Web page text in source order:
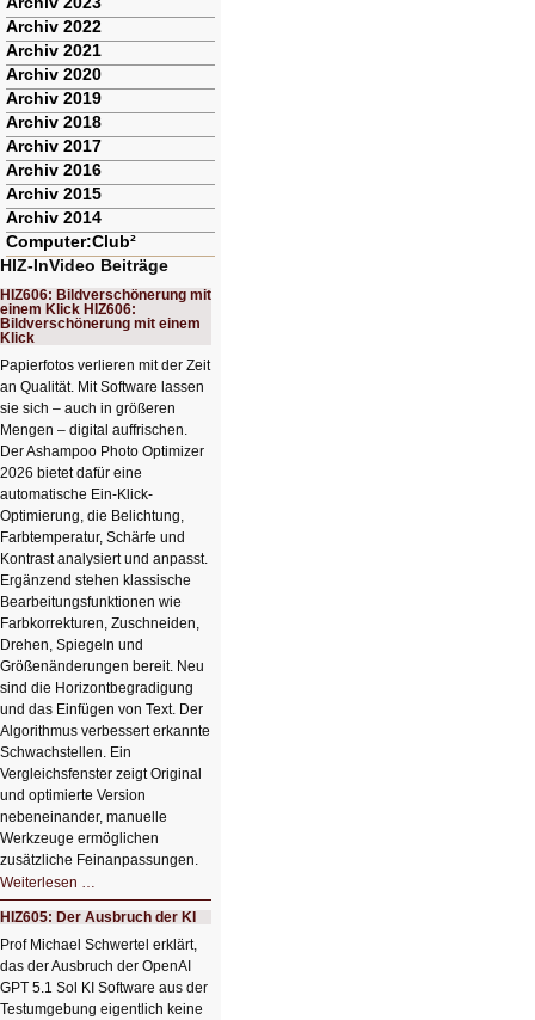
Archiv 2022
Archiv 2021
Archiv 2020
Archiv 2019
Archiv 2018
Archiv 2017
Archiv 2016
Archiv 2015
Archiv 2014
Computer:Club²
HIZ-InVideo Beiträge
HIZ606: Bildverschönerung mit
einem Klick HIZ606:
Bildverschönerung mit einem
Klick
Papierfotos verlieren mit der Zeit
an Qualität. Mit Software lassen
sie sich – auch in größeren
Mengen – digital auffrischen.
Der Ashampoo Photo Optimizer
2026 bietet dafür eine
automatische Ein-Klick-
Optimierung, die Belichtung,
Farbtemperatur, Schärfe und
Kontrast analysiert und anpasst.
Ergänzend stehen klassische
Bearbeitungsfunktionen wie
Farbkorrekturen, Zuschneiden,
Drehen, Spiegeln und
Größenänderungen bereit. Neu
sind die Horizontbegradigung
und das Einfügen von Text. Der
Algorithmus verbessert erkannte
Schwachstellen. Ein
Vergleichsfenster zeigt Original
und optimierte Version
nebeneinander, manuelle
Werkzeuge ermöglichen
zusätzliche Feinanpassungen.
Weiterlesen …
Bildverschönerung
mit
einem
Klick
HIZ606:
Bildverschönerung
mit
einem
Klick
HIZ605: Der Ausbruch der KI
Prof Michael Schwertel erklärt,
das der Ausbruch der OpenAI
GPT 5.1 Sol KI Software aus der
Testumgebung eigentlich keine